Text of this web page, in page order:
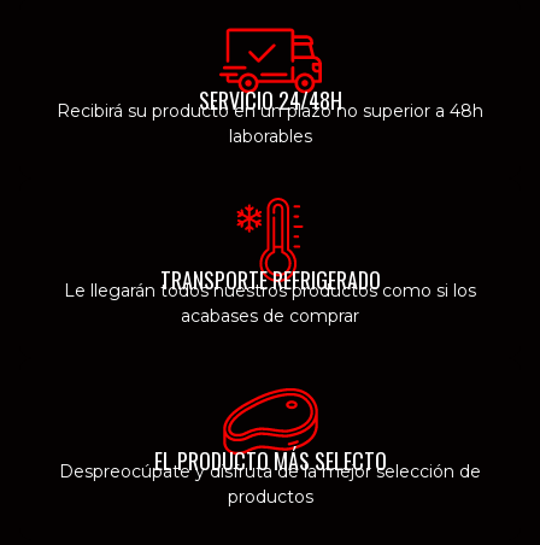
SERVICIO 24/48H
Recibirá su producto en un plazo no superior a 48h
laborables
TRANSPORTE REFRIGERADO
Le llegarán todos nuestros productos como si los
acabases de comprar
EL PRODUCTO MÁS SELECTO
Despreocúpate y disfruta de la mejor selección de
productos